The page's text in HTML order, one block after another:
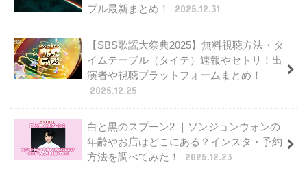
ブル最新まとめ！
2025.12.31
【SBS歌謡大祭典2025】無料視聴方法・タ
イムテーブル（タイテ）速報やセトリ！出
演者や視聴プラットフォームまとめ！
2025.12.25
白と黒のスプーン2 ｜ソンジョンウォンの
年齢やお店はどこにある？インスタ・予約
方法を調べてみた！
2025.12.23